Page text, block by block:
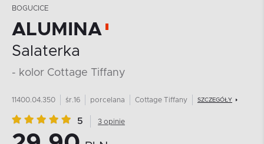
BOGUCICE
ALUMINA
Salaterka
- kolor Cottage Tiffany
11400.04.350 śr.16 porcelana Cottage Tiffany SZCZEGÓŁY
5 3 opinie